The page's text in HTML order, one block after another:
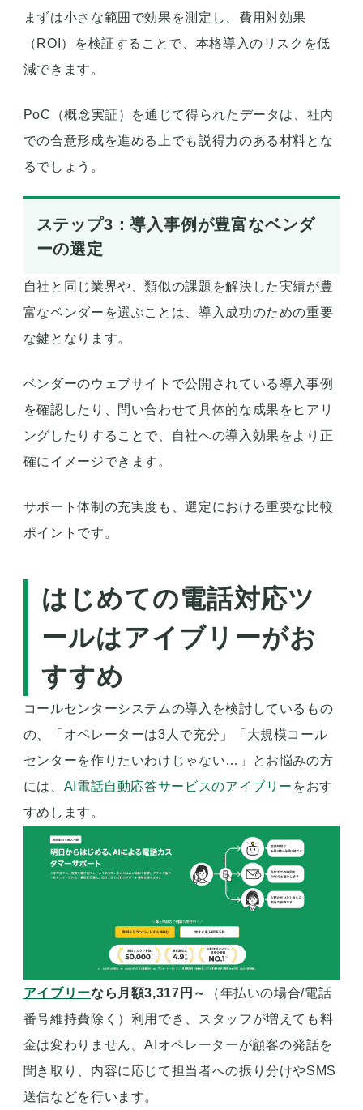
まずは小さな範囲で効果を測定し、費用対効果
（ROI）を検証することで、本格導入のリスクを低
減できます。
PoC（概念実証）を通じて得られたデータは、社内
での合意形成を進める上でも説得力のある材料とな
るでしょう。
ステップ3：導入事例が豊富なベンダ
ーの選定
自社と同じ業界や、類似の課題を解決した実績が豊
富なベンダーを選ぶことは、導入成功のための重要
な鍵となります。
ベンダーのウェブサイトで公開されている導入事例
を確認したり、問い合わせて具体的な成果をヒアリ
ングしたりすることで、自社への導入効果をより正
確にイメージできます。
サポート体制の充実度も、選定における重要な比較
ポイントです。
はじめての電話対応ツ
ールはアイブリーがお
すすめ
コールセンターシステムの導入を検討しているもの
の、「オペレーターは3人で充分」「大規模コール
センターを作りたいわけじゃない…」とお悩みの方
には、 AI電話自動応答サービスのアイブリー をおす
すめします。
アイブリーなら月額3,317円～
（年払いの場合/電話
番号維持費除く）利用でき、スタッフが増えても料
金は変わりません。AIオペレーターが顧客の発話を
聞き取り、内容に応じて担当者への振り分けやSMS
送信などを行います。